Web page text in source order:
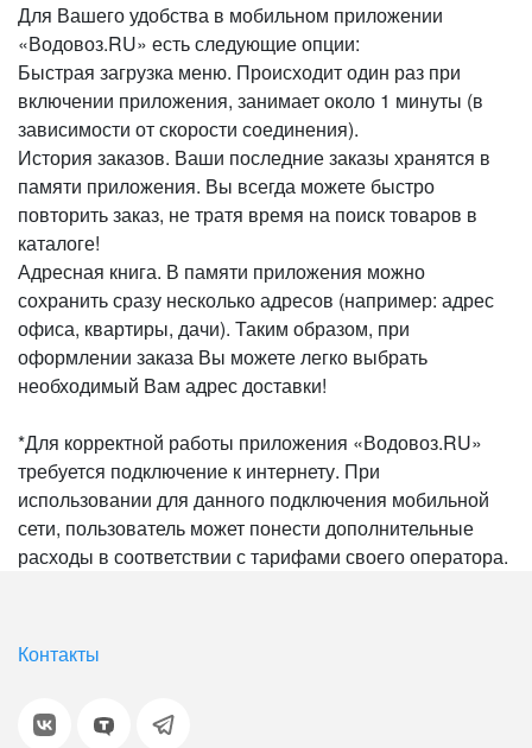
Для Вашего удобства в мобильном приложении
«Водовоз.RU» есть следующие опции:
Быстрая загрузка меню. Происходит один раз при
включении приложения, занимает около 1 минуты (в
зависимости от скорости соединения).
История заказов. Ваши последние заказы хранятся в
памяти приложения. Вы всегда можете быстро
повторить заказ, не тратя время на поиск товаров в
каталоге!
Адресная книга. В памяти приложения можно
сохранить сразу несколько адресов (например: адрес
офиса, квартиры, дачи). Таким образом, при
оформлении заказа Вы можете легко выбрать
необходимый Вам адрес доставки!
*Для корректной работы приложения «Водовоз.RU»
требуется подключение к интернету. При
использовании для данного подключения мобильной
сети, пользователь может понести дополнительные
расходы в соответствии с тарифами своего оператора.
Контакты